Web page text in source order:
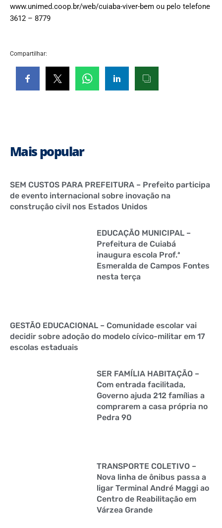
www.unimed.coop.br/web/cuiaba-viver-bem ou pelo telefone
3612 – 8779
Compartilhar:
Mais popular
SEM CUSTOS PARA PREFEITURA – Prefeito participa
de evento internacional sobre inovação na
construção civil nos Estados Unidos
EDUCAÇÃO MUNICIPAL –
Prefeitura de Cuiabá
inaugura escola Prof.ª
Esmeralda de Campos Fontes
nesta terça
GESTÃO EDUCACIONAL – Comunidade escolar vai
decidir sobre adoção do modelo cívico-militar em 17
escolas estaduais
SER FAMÍLIA HABITAÇÃO –
Com entrada facilitada,
Governo ajuda 212 famílias a
comprarem a casa própria no
Pedra 90
TRANSPORTE COLETIVO –
Nova linha de ônibus passa a
ligar Terminal André Maggi ao
Centro de Reabilitação em
Várzea Grande